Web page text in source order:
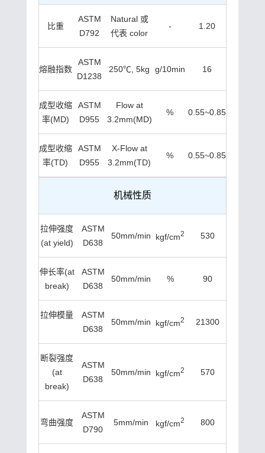
比重
ASTM
D792
Natural 或
代表 color
- 1.20
熔融指数
ASTM
D1238
250℃, 5kg g/10min 16
成型收缩
率(MD)
ASTM
D955
Flow at
3.2mm(MD)
% 0.55~0.85
成型收缩
率(TD)
ASTM
D955
X-Flow at
3.2mm(TD)
% 0.55~0.85
机械性质
拉伸强度
(at yield)
ASTM
D638
50mm/min kgf/cm2 530
伸长率(at
break)
ASTM
D638
50mm/min % 90
拉伸模量
ASTM
D638
50mm/min kgf/cm2 21300
断裂强度
(at
break)
ASTM
D638
50mm/min kgf/cm2 570
弯曲强度
ASTM
D790
5mm/min kgf/cm2 800